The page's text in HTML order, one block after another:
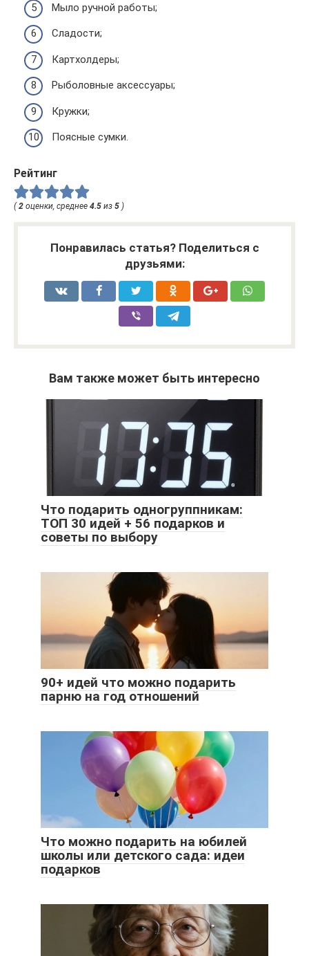
Мыло ручной работы;
Сладости;
Картхолдеры;
Рыболовные аксессуары;
Кружки;
Поясные сумки.
Рейтинг
( 2 оценки, среднее 4.5 из 5 )
Понравилась статья? Поделиться с
друзьями:
Вам также может быть интересно
Что подарить одногруппникам:
ТОП 30 идей + 56 подарков и
советы по выбору
90+ идей что можно подарить
парню на год отношений
Что можно подарить на юбилей
школы или детского сада: идеи
подарков